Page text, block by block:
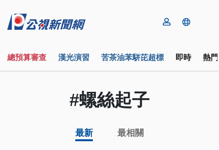
總預算審查 漢光演習 苦茶油苯駢芘超標 即時 熱
#螺絲起子
最新 最相關